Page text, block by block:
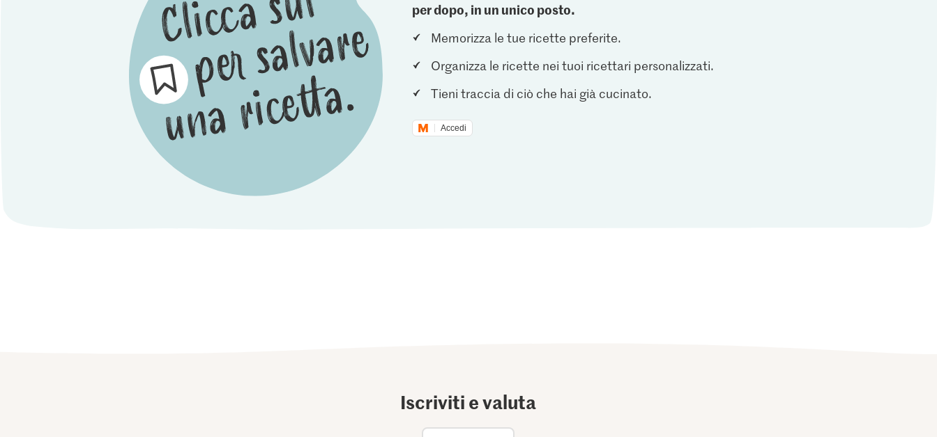
per dopo, in un unico posto.
Memorizza le tue ricette preferite.
Organizza le ricette nei tuoi ricettari personalizzati.
Tieni traccia di ciò che hai già cucinato.
Accedi
Iscriviti e valuta